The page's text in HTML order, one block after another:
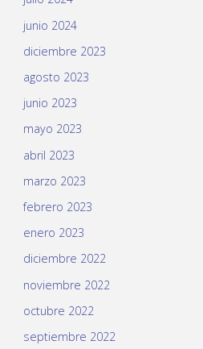
junio 2024
diciembre 2023
agosto 2023
junio 2023
mayo 2023
abril 2023
marzo 2023
febrero 2023
enero 2023
diciembre 2022
noviembre 2022
octubre 2022
septiembre 2022